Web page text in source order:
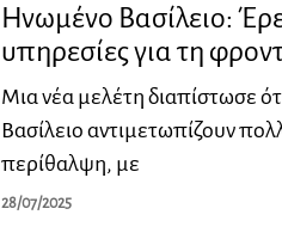
Ηνωμένο Βασίλειο:
υπηρεσίες για τη
Μια νέα μελέτη διαπίστωσε
Βασίλειο αντιμετωπίζουν
περίθαλψη, με
28/07/2025